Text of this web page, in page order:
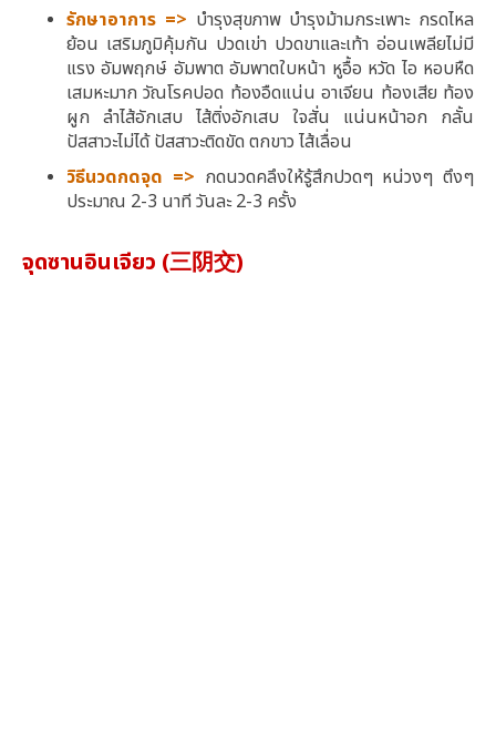
รักษาอาการ => บำรุงสุขภาพ บำรุงม้ามกระเพาะ กรดไหล
ย้อน เสริมภูมิคุ้มกัน ปวดเข่า ปวดขาและเท้า อ่อนเพลียไม่มี
แรง อัมพฤกษ์ อัมพาต อัมพาตใบหน้า หูอื้อ หวัด ไอ หอบหืด
เสมหะมาก วัณโรคปอด ท้องอืดแน่น อาเจียน ท้องเสีย ท้อง
ผูก ลำไส้อักเสบ ไส้ติ่งอักเสบ ใจสั่น แน่นหน้าอก กลั้น
ปัสสาวะไม่ได้ ปัสสาวะติดขัด ตกขาว ไส้เลื่อน
วิธีนวดกดจุด => กดนวดคลึงให้รู้สึกปวดๆ หน่วงๆ ตึงๆ
ประมาณ 2-3 นาที วันละ 2-3 ครั้ง
จุดซานอินเจียว (三阴交)